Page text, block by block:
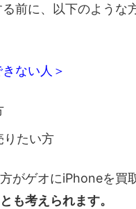
前に、以下のような
ない人＞
りたい方
がゲオにiPhoneを買
も考えられます。